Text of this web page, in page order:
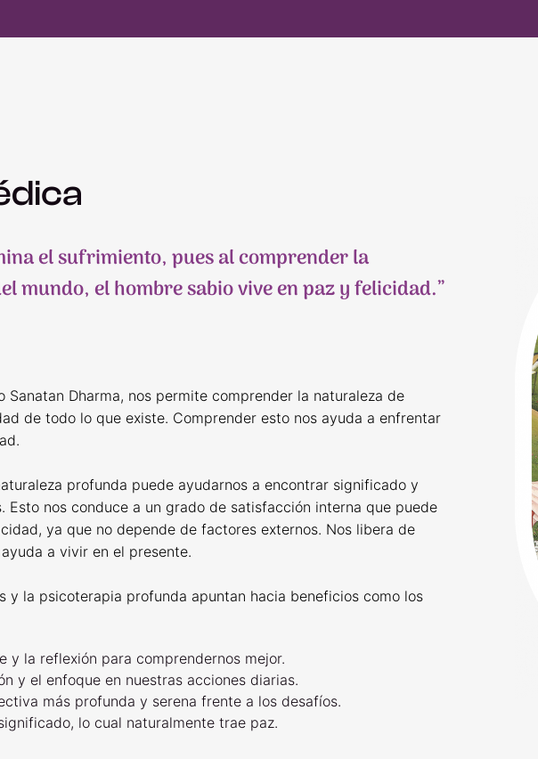
el sufrimiento, pues al comprender la
mundo, el hombre sabio vive en paz y felicidad.”
Sanatan Dharma, nos permite comprender la naturaleza de
de todo lo que existe. Comprender esto nos ayuda a enfrentar
profunda puede ayudarnos a encontrar significado y
Esto nos conduce a un grado de satisfacción interna que puede
ya que no depende de factores externos. Nos libera de
a vivir en el presente.
y la psicoterapia profunda apuntan hacia beneficios como los
y la reflexión para comprendernos mejor.
y el enfoque en nuestras acciones diarias.
más profunda y serena frente a los desafíos.
lo cual naturalmente trae paz.